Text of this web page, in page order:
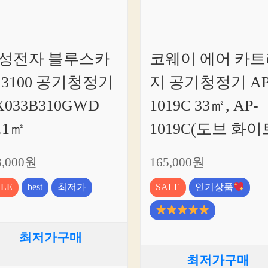
전자 블루스카
공기청정기
㎡
원
best 최저가
최저가구매
코웨이 에어 카트
지 공기청정기
1019C 33㎡, AP-
1019C(도브 화이
165,000원
SALE 인기상품
최저가구매